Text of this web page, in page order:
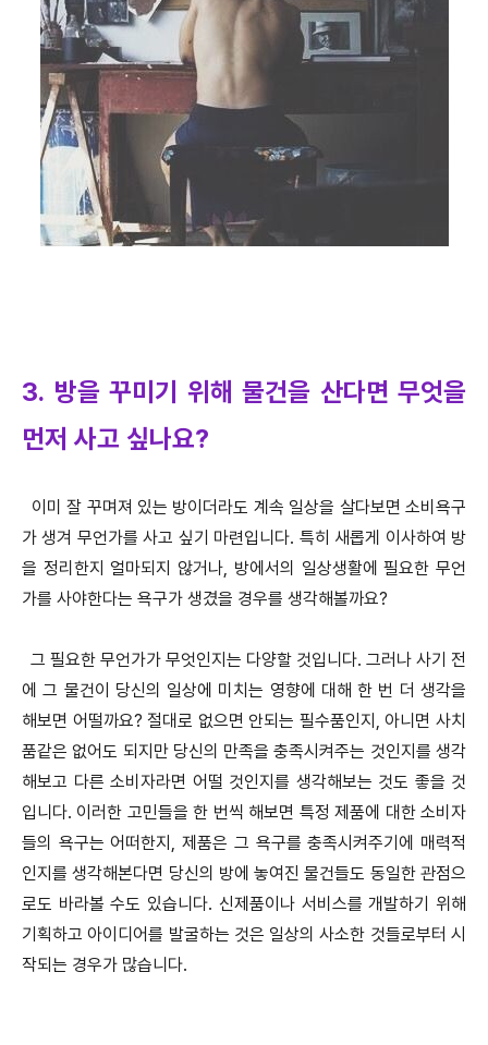
3. 방을 꾸미기 위해 물건을 산다면 무엇을
먼저 사고 싶나요?
이미 잘 꾸며져 있는 방이더라도 계속 일상을 살다보면 소비욕구
가 생겨 무언가를 사고 싶기 마련입니다. 특히 새롭게 이사하여 방
을 정리한지 얼마되지 않거나, 방에서의 일상생활에 필요한 무언
가를 사야한다는 욕구가 생겼을 경우를 생각해볼까요?
그 필요한 무언가가 무엇인지는 다양할 것입니다. 그러나 사기 전
에 그 물건이 당신의 일상에 미치는 영향에 대해 한 번 더 생각을
해보면 어떨까요? 절대로 없으면 안되는 필수품인지, 아니면 사치
품같은 없어도 되지만 당신의 만족을 충족시켜주는 것인지를 생각
해보고 다른 소비자라면 어떨 것인지를 생각해보는 것도 좋을 것
입니다. 이러한 고민들을 한 번씩 해보면 특정 제품에 대한 소비자
들의 욕구는 어떠한지, 제품은 그 욕구를 충족시켜주기에 매력적
인지를 생각해본다면 당신의 방에 놓여진 물건들도 동일한 관점으
로도 바라볼 수도 있습니다. 신제품이나 서비스를 개발하기 위해
기획하고 아이디어를 발굴하는 것은 일상의 사소한 것들로부터 시
작되는 경우가 많습니다.